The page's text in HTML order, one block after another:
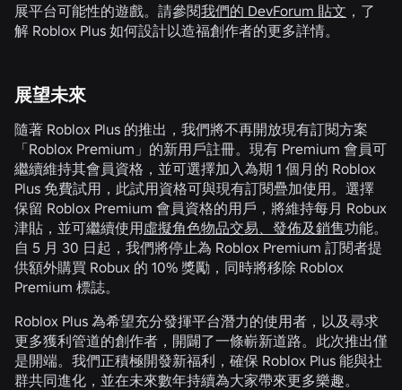
展平台可能性的遊戲。請參閱我們的 DevForum 貼文 ，了
解 Roblox Plus 如何設計以造福創作者的更多詳情。
展望未來
隨著 Roblox Plus 的推出，我們將不再開放現有訂閱方案
「Roblox Premium」的新用戶註冊。現有 Premium 會員可
繼續維持其會員資格，並可選擇加入為期 1 個月的 Roblox
Plus 免費試用，此試用資格可與現有訂閱疊加使用。選擇
保留 Roblox Premium 會員資格的用戶，將維持每月 Robux
津貼，並可繼續使用虛擬角色物品交易、發佈及銷售功能。
自 5 月 30 日起，我們將停止為 Roblox Premium 訂閱者提
供額外購買 Robux 的 10% 獎勵，同時將移除 Roblox
Premium 標誌。
Roblox Plus 為希望充分發揮平台潛力的使用者，以及尋求
更多獲利管道的創作者，開闢了一條嶄新道路。此次推出僅
是開端。我們正積極開發新福利，確保 Roblox Plus 能與社
群共同進化，並在未來數年持續為大家帶來更多樂趣。